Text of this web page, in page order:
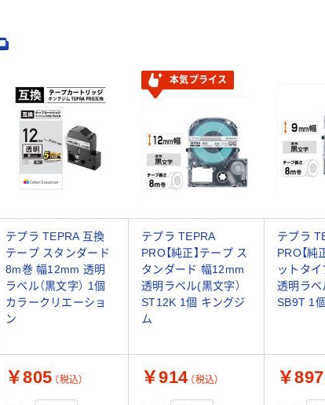
本気プライス
テプラ TEPRA 互換
テープ スタンダード
8m巻 幅12mm 透明
ラベル（黒文字） 1個
カラークリエーショ
ン
テプラ TEPRA
PRO【純正】テープ ス
タンダード 幅12mm
透明ラベル(黒文字）
ST12K 1個 キングジ
ム
テプラ
PRO【純
ットタ
透明ラベ
SB9T 1
￥805 （税込） ￥914 （税込） ￥897